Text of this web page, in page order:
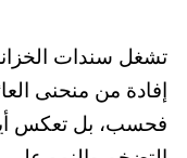
تشغل سندات
إفادة من منحنى
فحسب، بل تعكس